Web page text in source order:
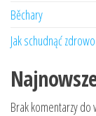
Běchary
Jak schudnąć
Brak komentarzy do